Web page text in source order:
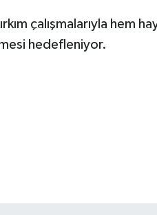
çalışmalarıyla hem
hedefleniyor.